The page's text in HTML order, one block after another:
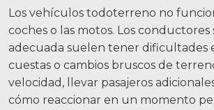
Los vehículos todoterreno no
coches o las motos. Los conductores
adecuada suelen tener dificultades
cuestas o cambios bruscos de
velocidad, llevar pasajeros
cómo reaccionar en un momento